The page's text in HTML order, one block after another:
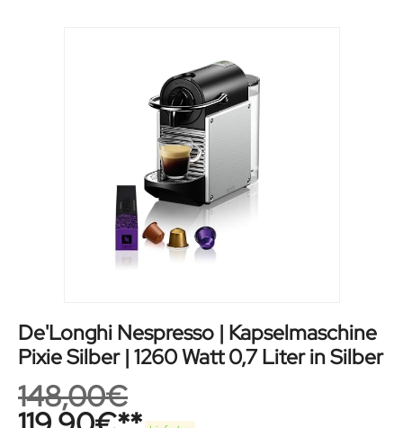
De'Longhi Nespresso | Kapselmaschine
Pixie Silber | 1260 Watt 0,7 Liter in Silber
148,00€